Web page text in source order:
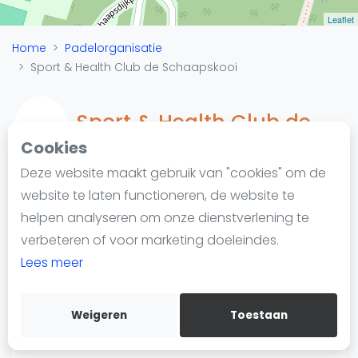
Cookies
Deze website maakt gebruik van "cookies" om de
website te laten functioneren, de website te
helpen analyseren om onze dienstverlening te
verbeteren of voor marketing doeleindes.
Lees meer
Weigeren Toestaan
Nieuws
Blog artikelen
Vragen over padel
Padelgear
Informatie
Over ons
Contact
Adverteren
Insights
WhatsApp
Join WhatsApp Community
Leaflet
Home
Padelorganisatie
Sport & Health Club de Schaapskooi
Sport & Health Club de
Schaapskooi
Padelketen
Postweg 42
5913 PC Venlo